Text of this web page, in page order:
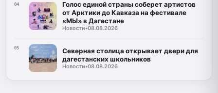
04
Голос единой страны соберет артистов
от Арктики до Кавказа на фестивале
«МЫ» в Дагестане
Новости•08.08.2026
05
Северная столица открывает двери для
дагестанских школьников
Новости•08.08.2026